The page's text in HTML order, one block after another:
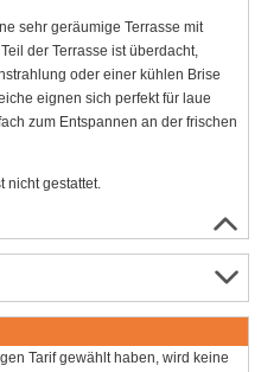
sehr geräumige Terrasse mit
der Terrasse ist überdacht,
oder einer kühlen Brise
eignen sich perfekt für laue
zum Entspannen an der frischen
nicht gestattet.
Tarif gewählt haben, wird keine